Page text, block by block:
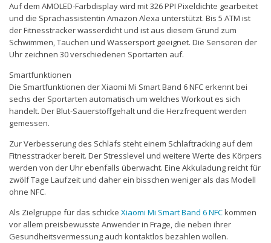
Auf dem AMOLED-Farbdisplay wird mit 326 PPI Pixeldichte gearbeitet
und die Sprachassistentin Amazon Alexa unterstützt. Bis 5 ATM ist
der Fitnesstracker wasserdicht und ist aus diesem Grund zum
Schwimmen, Tauchen und Wassersport geeignet. Die Sensoren der
Uhr zeichnen 30 verschiedenen Sportarten auf.
Smartfunktionen
Die Smartfunktionen der Xiaomi Mi Smart Band 6 NFC erkennt bei
sechs der Sportarten automatisch um welches Workout es sich
handelt. Der Blut-Sauerstoffgehalt und die Herzfrequent werden
gemessen.
Zur Verbesserung des Schlafs steht einem Schlaftracking auf dem
Fitnesstracker bereit. Der Stresslevel und weitere Werte des Körpers
werden von der Uhr ebenfalls überwacht. Eine Akkuladung reicht für
zwölf Tage Laufzeit und daher ein bisschen weniger als das Modell
ohne NFC.
Als Zielgruppe für das schicke Xiaomi Mi Smart Band 6 NFCkommen
vor allem preisbewusste Anwender in Frage, die neben ihrer
Gesundheitsvermessung auch kontaktlos bezahlen wollen.